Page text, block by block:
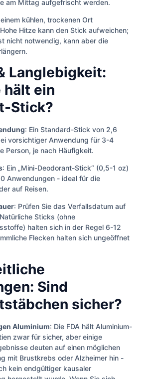
am Mittag aufgefrischt werden.
kühlen, trockenen Ort
Hitze kann den Stick aufweichen;
nicht notwendig, kann aber die
Langlebigkeit:
hält ein
Stick?
: Ein Standard-Stick von 2,6
vorsichtiger Anwendung für 3-4
Person, je nach Häufigkeit.
: Ein „Mini-Deodorant-Stick“ (0,5-1 oz)
Anwendungen - ideal für die
auf Reisen.
: Prüfen Sie das Verfallsdatum auf
Sticks (ohne
halten sich in der Regel 6-12
Flecken halten sich ungeöffnet
Sind
sicher?
Aluminium: Die FDA hält Aluminium-
zwar für sicher, aber einige
deuten auf einen möglichen
mit Brustkrebs oder Alzheimer hin -
kein endgültiger kausaler